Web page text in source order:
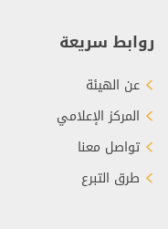
روابط سريعة
عن الهيئة
المركز الإعلامي
تواصل معنا
طرق التبرع